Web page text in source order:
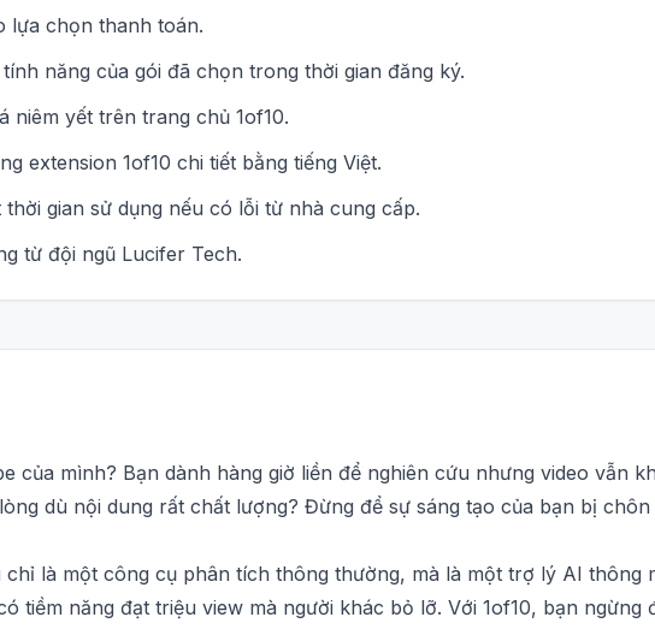
lựa chọn thanh toán.
năng của gói đã chọn trong thời gian đăng ký.
niêm yết trên trang chủ 1of10.
extension 1of10 chi tiết bằng tiếng Việt.
gian sử dụng nếu có lỗi từ nhà cung cấp.
từ đội ngũ Lucifer Tech.
của mình? Bạn dành hàng giờ liền để nghiên cứu nhưng video vẫn
dù nội dung rất chất lượng? Đừng để sự sáng tạo của bạn bị
là một công cụ phân tích thông thường, mà là một trợ lý AI thông
tiềm năng đạt triệu view mà người khác bỏ lỡ. Với 1of10, bạn ngừng